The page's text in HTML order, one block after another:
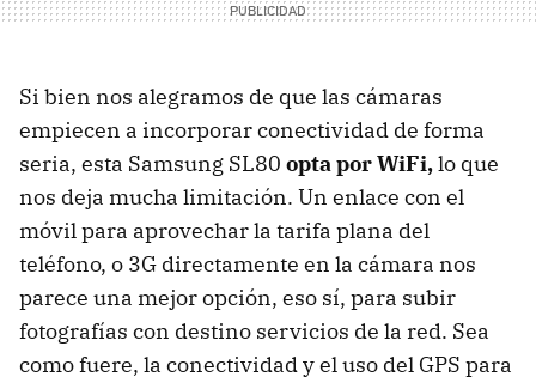
Si bien nos alegramos de que las cámaras
empiecen a incorporar conectividad de forma
seria, esta Samsung SL80 opta por WiFi,lo que
nos deja mucha limitación. Un enlace con el
móvil para aprovechar la tarifa plana del
teléfono, o 3G directamente en la cámara nos
parece una mejor opción, eso sí, para subir
fotografías con destino servicios de la red. Sea
como fuere, la conectividad y el uso del GPS para